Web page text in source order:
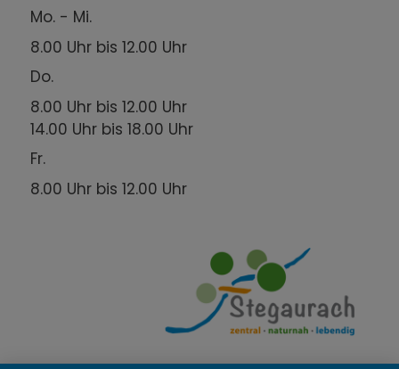
Mo. - Mi.
8.00 Uhr bis 12.00 Uhr
Do.
8.00 Uhr bis 12.00 Uhr
14.00 Uhr bis 18.00 Uhr
Fr.
8.00 Uhr bis 12.00 Uhr